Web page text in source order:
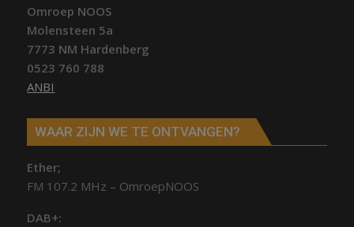
Omroep NOOS
Molensteen 5a
7773 NM Hardenberg
0523 760 788
ANBI
WAAR ZIJN WE TE ONTVANGEN?
Ether;
FM 107.2 MHz – OmroepNOOS
DAB+: